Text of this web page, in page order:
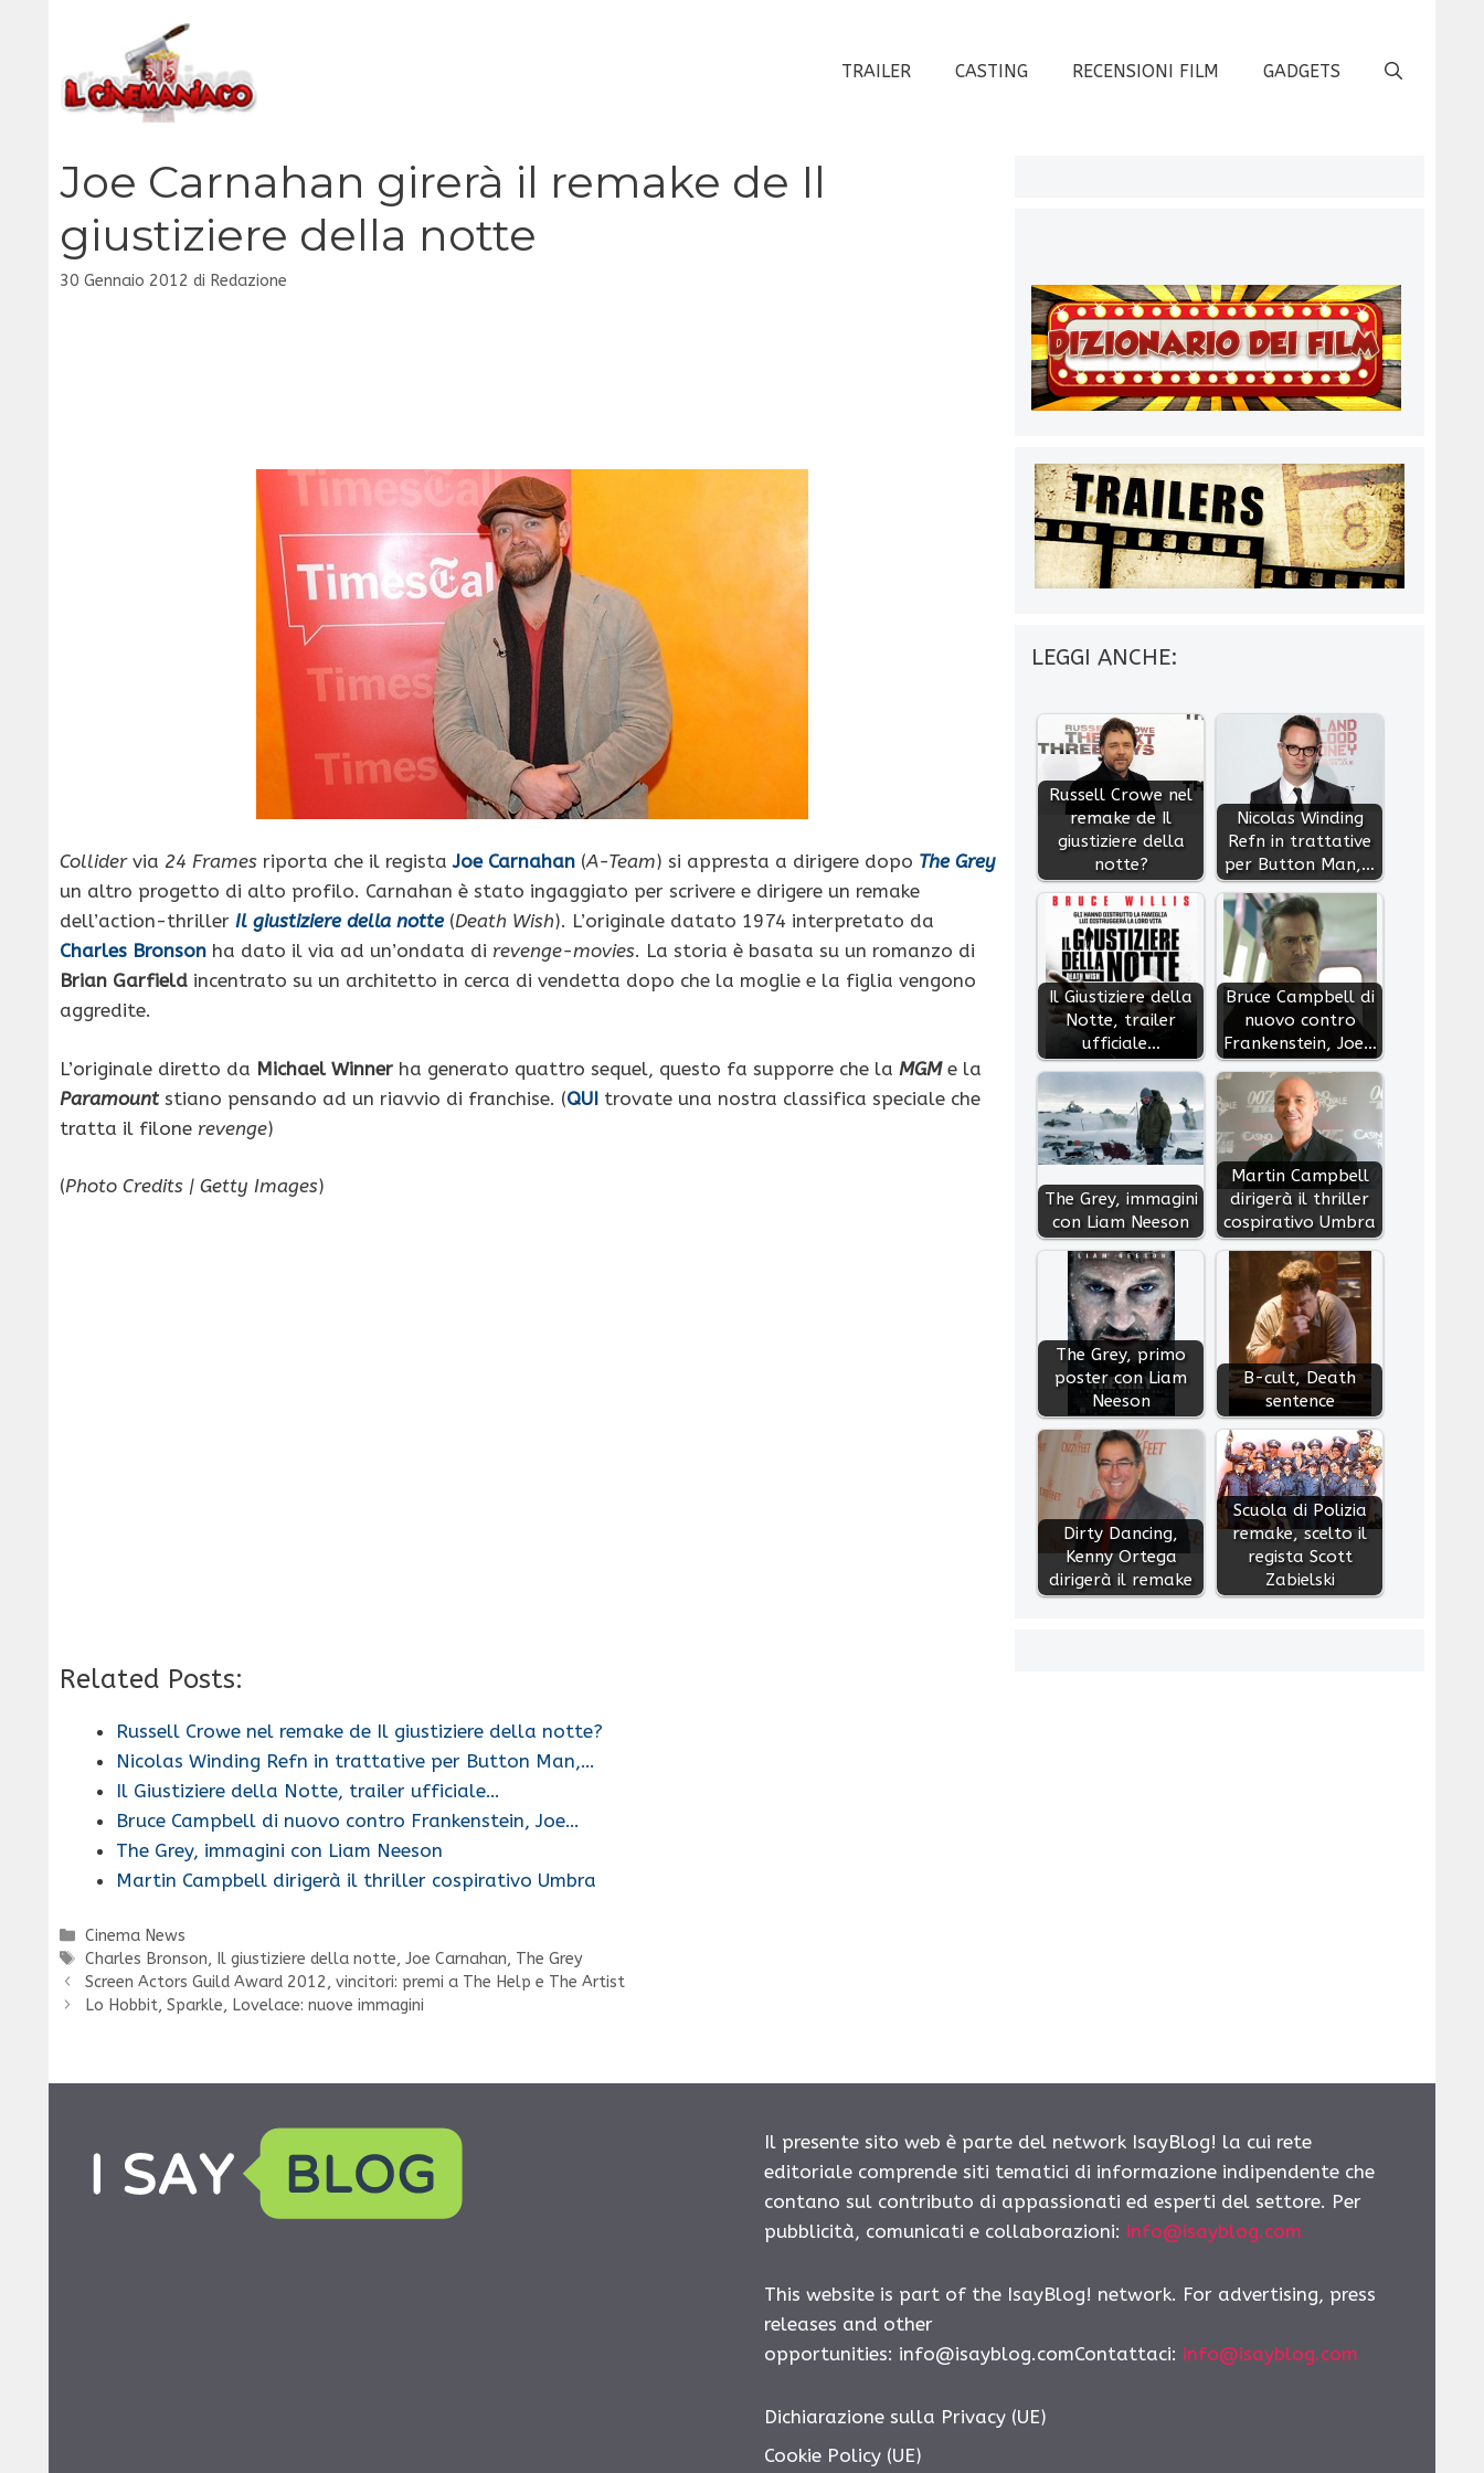
contenuto
TRAILER CASTING RECENSIONI FILM GADGETS
Joe Carnahan girerà il remake de Il
giustiziere della notte
30 Gennaio 2012 di Redazione
Collidervia 24 Frames riporta che il regista Joe Carnahan (A-Team) si appresta a dirigere dopo The Grey
un altro progetto di alto profilo. Carnahan è stato ingaggiato per scrivere e dirigere un remake
dell’action-thriller Il giustiziere della notte (Death Wish). L’originale datato 1974 interpretato da
Charles Bronson ha dato il via ad un’ondata di revenge-movies. La storia è basata su un romanzo di
Brian Garfield incentrato su un architetto in cerca di vendetta dopo che la moglie e la figlia vengono
aggredite.
L’originale diretto da Michael Winner ha generato quattro sequel, questo fa supporre che la MGMe la
Paramount stiano pensando ad un riavvio di franchise. (QUI trovate una nostra classifica speciale che
tratta il filone revenge)
(Photo Credits | Getty Images)
Related Posts:
Russell Crowe nel remake de Il giustiziere della notte?
Nicolas Winding Refn in trattative per Button Man,…
Il Giustiziere della Notte, trailer ufficiale…
Bruce Campbell di nuovo contro Frankenstein, Joe…
The Grey, immagini con Liam Neeson
Martin Campbell dirigerà il thriller cospirativo Umbra
Categorie
Cinema News
Tag
Charles Bronson, Il giustiziere della notte,Joe Carnahan, The Grey
Screen Actors Guild Award 2012, vincitori: premi a The Help e The Artist
Lo Hobbit, Sparkle, Lovelace: nuove immagini
LEGGI ANCHE:
Russell Crowe nel
remake de Il
giustiziere della
notte?
Nicolas Winding
Refn in trattative
per Button Man,…
Il Giustiziere della
Notte, trailer
ufficiale…
Bruce Campbell di
nuovo contro
Frankenstein, Joe…
The Grey, immagini
con Liam Neeson
Martin Campbell
dirigerà il thriller
cospirativo Umbra
The Grey, primo
poster con Liam
Neeson
B-cult, Death
sentence
Dirty Dancing,
Kenny Ortega
dirigerà il remake
Scuola di Polizia
remake, scelto il
regista Scott
Zabielski
Il presente sito web è parte del network IsayBlog! la cui rete
editoriale comprende siti tematici di informazione indipendente che
contano sul contributo di appassionati ed esperti del settore. Per
pubblicità, comunicati e collaborazioni: info@isayblog.com
This website is part of the IsayBlog! network. For advertising, press
releases and other
opportunities: info@isayblog.comContattaci: info@isayblog.com
Dichiarazione sulla Privacy (UE)
Cookie Policy (UE)